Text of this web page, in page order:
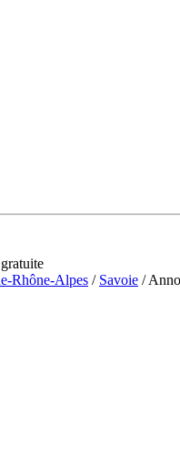
Rhône-Alpes / Savoie /